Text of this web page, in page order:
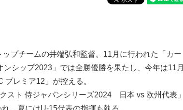
プチームの井端弘和監督。11月に行われた「カー
シップ2023」では全勝優勝を果たし、今年は11月
プレミア12」が控える。
スト 侍ジャパンシリーズ2024 日本 vs 欧州代表」
、夏にはU-15代表の指揮も執る。